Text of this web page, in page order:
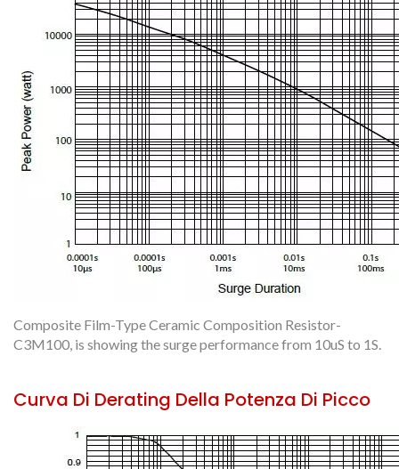
Composite Film-Type Ceramic Composition Resistor-
C3M100, is showing the surge performance from 10uS to 1S.
Curva Di Derating Della Potenza Di Picco